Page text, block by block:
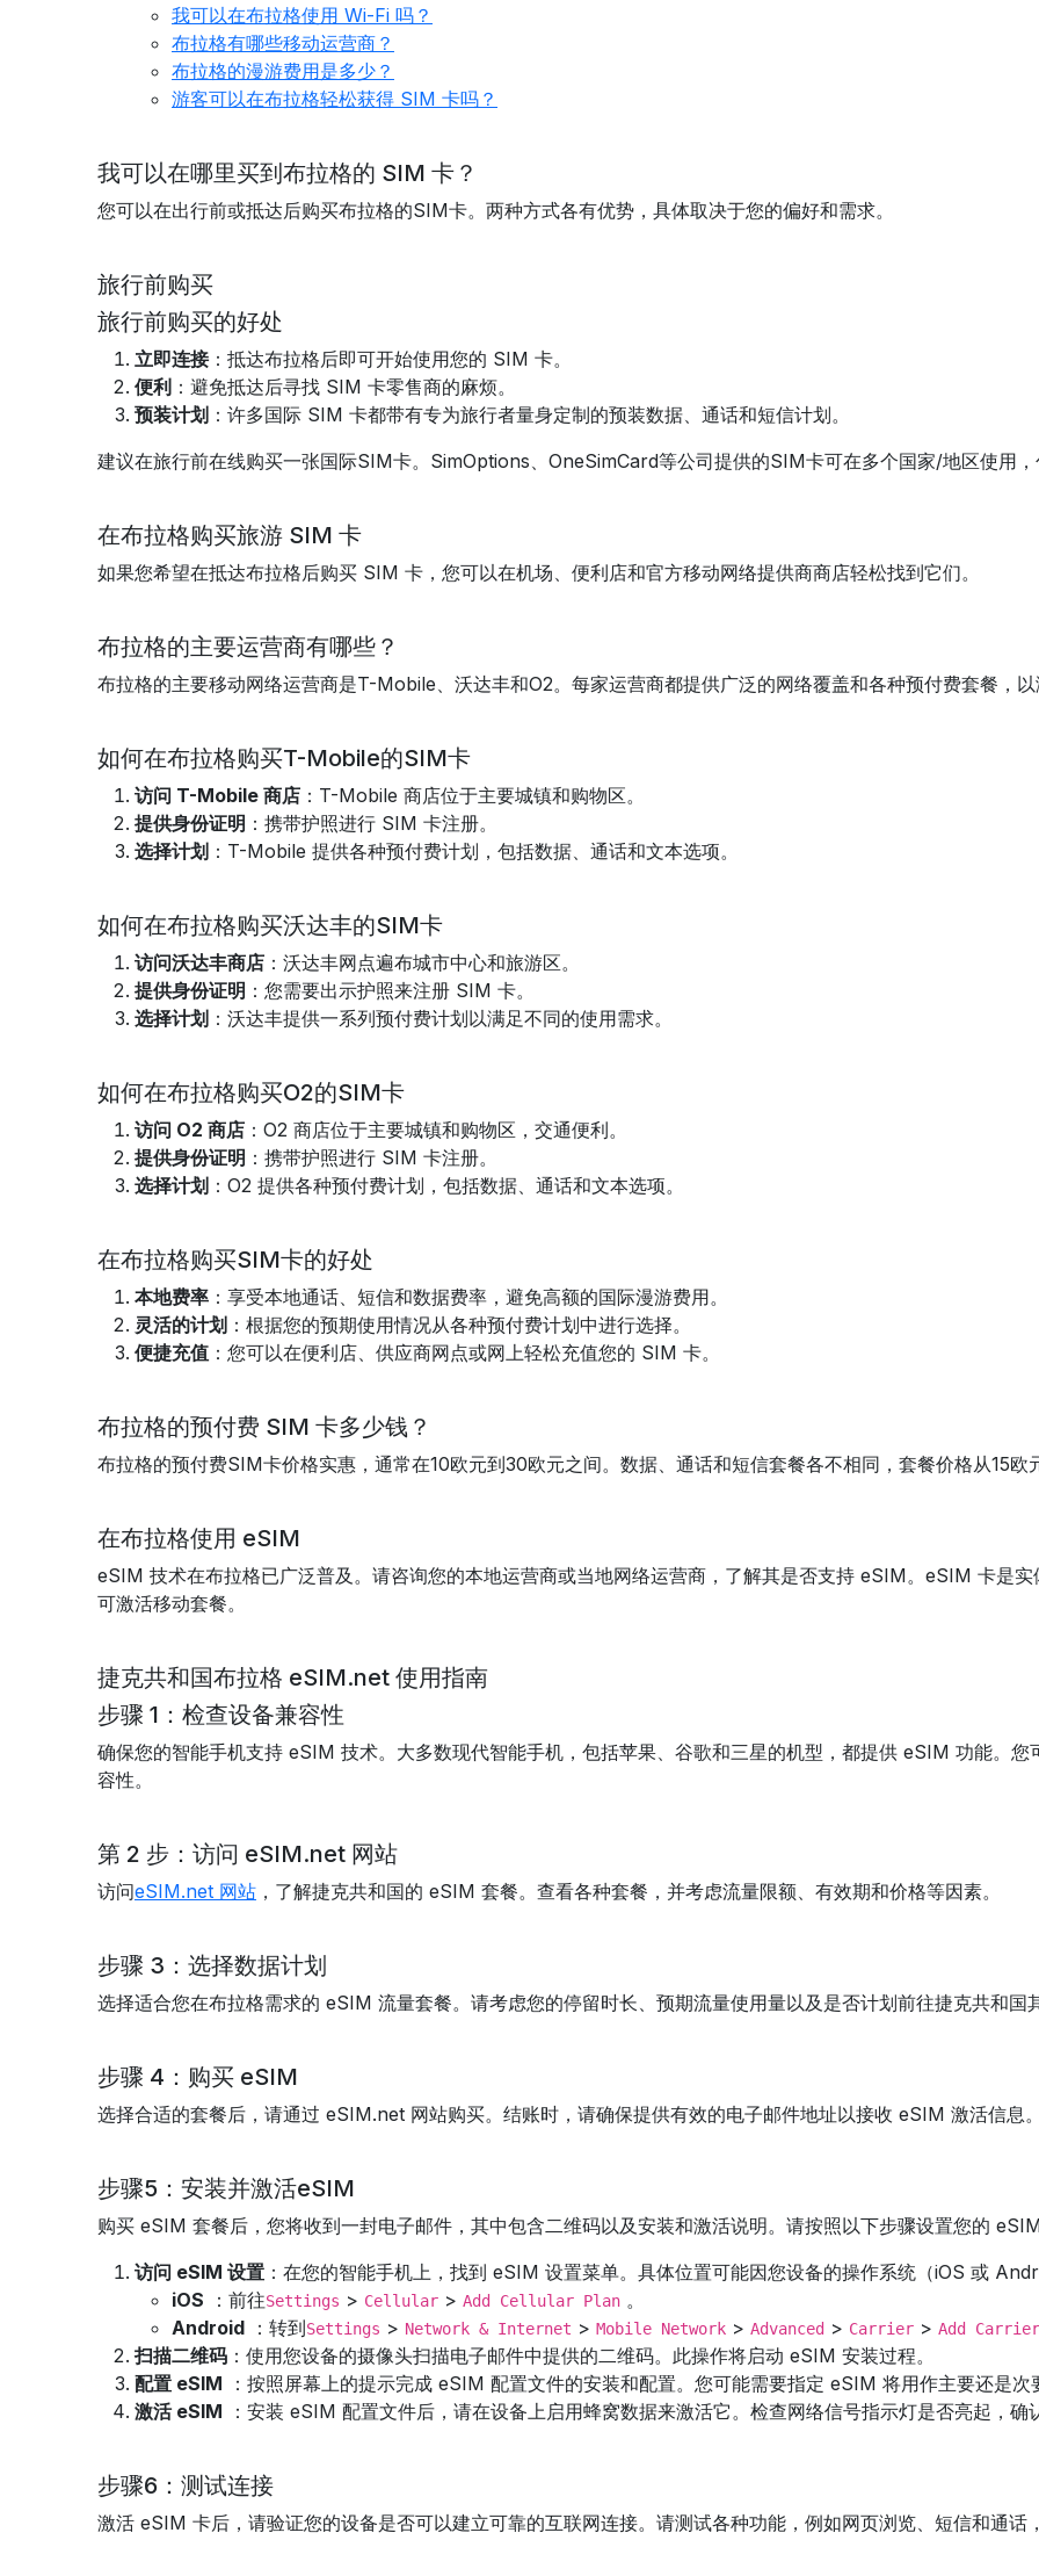
我可以在布拉格使用 Wi-Fi 吗？
布拉格有哪些移动运营商？
布拉格的漫游费用是多少？
游客可以在布拉格轻松获得 SIM 卡吗？
我可以在哪里买到布拉格的 SIM 卡？
您可以在出行前或抵达后购买布拉格的SIM卡。两种方式各有优势，具体取决于您的偏好和需求。
旅行前购买
旅行前购买的好处
立即连接：抵达布拉格后即可开始使用您的 SIM 卡。
便利 ：避免抵达后寻找 SIM 卡零售商的麻烦。
预装计划 ：许多国际 SIM 卡都带有专为旅行者量身定制的预装数据、通话和短信计划。
建议在旅行前在线购买一张国际SIM卡。SimOptions、OneSimCard等公司提供的SIM卡可在多个国家/地区使用，
在布拉格购买旅游 SIM 卡
如果您希望在抵达布拉格后购买 SIM 卡，您可以在机场、便利店和官方移动网络提供商商店轻松找到它们。
布拉格的主要运营商有哪些？
布拉格的主要移动网络运营商是T-Mobile、沃达丰和O2。每家运营商都提供广泛的网络覆盖和各种预付费套餐，以
如何在布拉格购买T-Mobile的SIM卡
访问 T-Mobile 商店 ：T-Mobile 商店位于主要城镇和购物区。
提供身份证明 ：携带护照进行 SIM 卡注册。
选择计划 ：T-Mobile 提供各种预付费计划，包括数据、通话和文本选项。
如何在布拉格购买沃达丰的SIM卡
访问沃达丰商店 ：沃达丰网点遍布城市中心和旅游区。
提供身份证明 ：您需要出示护照来注册 SIM 卡。
选择计划 ：沃达丰提供一系列预付费计划以满足不同的使用需求。
如何在布拉格购买O2的SIM卡
访问 O2 商店 ：O2 商店位于主要城镇和购物区，交通便利。
提供身份证明 ：携带护照进行 SIM 卡注册。
选择计划 ：O2 提供各种预付费计划，包括数据、通话和文本选项。
在布拉格购买SIM卡的好处
本地费率 ：享受本地通话、短信和数据费率，避免高额的国际漫游费用。
灵活的计划 ：根据您的预期使用情况从各种预付费计划中进行选择。
便捷充值 ：您可以在便利店、供应商网点或网上轻松充值您的 SIM 卡。
布拉格的预付费 SIM 卡多少钱？
布拉格的预付费SIM卡价格实惠，通常在10欧元到30欧元之间。数据、通话和短信套餐各不相同，套餐价格从15欧
在布拉格使用 eSIM
eSIM 技术在布拉格已广泛普及。请咨询您的本地运营商或当地网络运营商，了解其是否支持 eSIM。eSIM 卡是
可激活移动套餐。
捷克共和国布拉格 eSIM.net 使用指南
步骤 1：检查设备兼容性
确保您的智能手机支持 eSIM 技术。大多数现代智能手机，包括苹果、谷歌和三星的机型，都提供 eSIM 功能。
容性。
第 2 步：访问 eSIM.net 网站
访问eSIM.net 网站 ，了解捷克共和国的 eSIM 套餐。查看各种套餐，并考虑流量限额、有效期和价格等因素。
步骤 3：选择数据计划
选择适合您在布拉格需求的 eSIM 流量套餐。请考虑您的停留时长、预期流量使用量以及是否计划前往捷克共和国
步骤 4：购买 eSIM
选择合适的套餐后，请通过 eSIM.net 网站购买。结账时，请确保提供有效的电子邮件地址以接收 eSIM 激活信息
步骤5：安装并激活eSIM
购买 eSIM 套餐后，您将收到一封电子邮件，其中包含二维码以及安装和激活说明。请按照以下步骤设置您的 eSIM
访问 eSIM 设置 ：在您的智能手机上，找到 eSIM 设置菜单。具体位置可能因您设备的操作系统（iOS 或
iOS ：前往Settings > Cellular > Add Cellular Plan 。
Android ：转到Settings > Network & Internet > Mobile Network > Advanced > Carrier > Add Carrier
扫描二维码 ：使用您设备的摄像头扫描电子邮件中提供的二维码。此操作将启动 eSIM 安装过程。
配置 eSIM ：按照屏幕上的提示完成 eSIM 配置文件的安装和配置。您可能需要指定 eSIM 将用作主要还是次
激活 eSIM ：安装 eSIM 配置文件后，请在设备上启用蜂窝数据来激活它。检查网络信号指示灯是否亮起，确
步骤6：测试连接
激活 eSIM 卡后，请验证您的设备是否可以建立可靠的互联网连接。请测试各种功能，例如网页浏览、短信和通话